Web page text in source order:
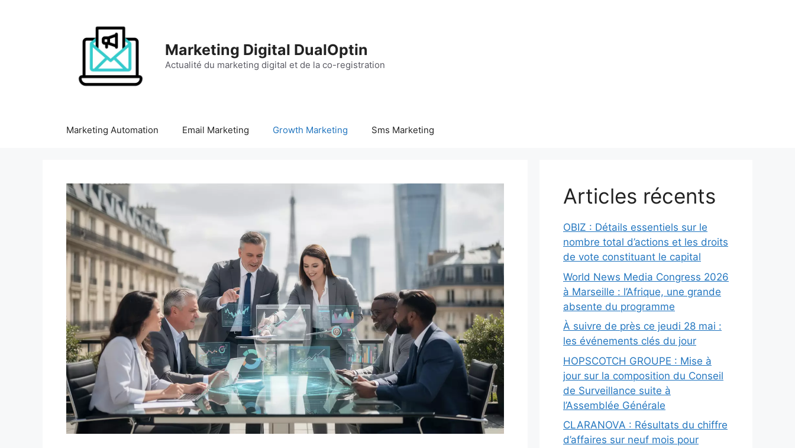
Marketing Digital DualOptin
Actualité du marketing digital et de la co-registration
Marketing Automation Email Marketing Growth Marketing Sms Marketing
Articles récents
OBIZ : Détails essentiels sur le
nombre total d’actions et les droits
de vote constituant le capital
World News Media Congress 2026
à Marseille : l’Afrique, une grande
absente du programme
À suivre de près ce jeudi 28 mai :
les événements clés du jour
HOPSCOTCH GROUPE : Mise à
jour sur la composition du Conseil
de Surveillance suite à
l’Assemblée Générale
CLARANOVA : Résultats du chiffre
d’affaires sur neuf mois pour